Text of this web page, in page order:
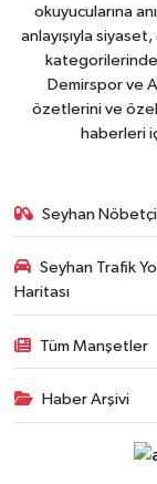
okuyucularına
anlayışıyla
kategorilerinde
Demirspor ve
özetlerini ve
haberleri
Seyhan
Seyhan Trafik
Haritası
Tüm Manşetler
Haber Arşivi